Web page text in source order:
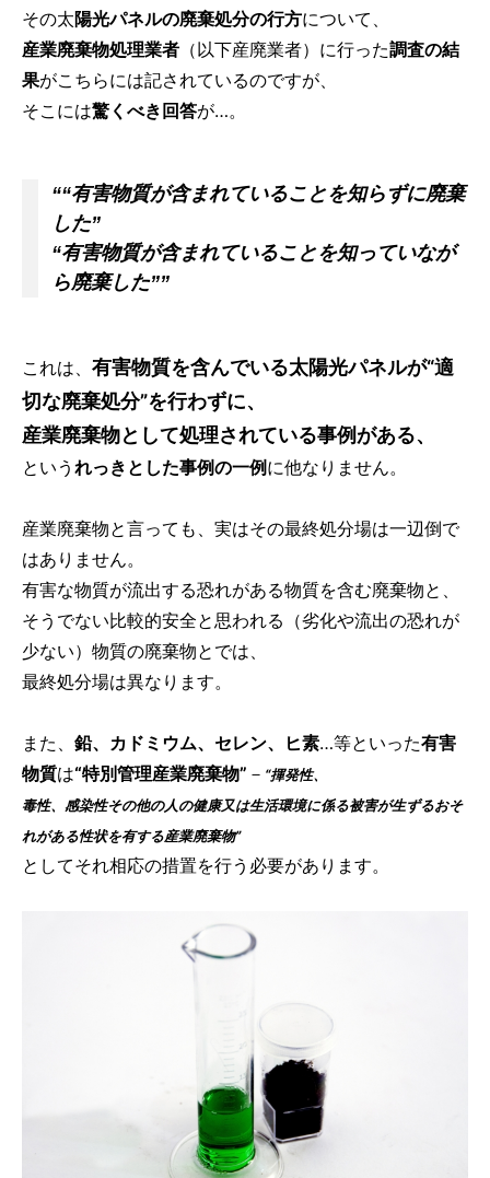
その太陽光パネルの廃棄処分の行方について、
産業廃棄物処理業者 （以下産廃業者）に行った調査の結
果がこちらには記されているのですが、
そこには驚くべき回答が…。
““有害物質が含まれていることを知らずに廃棄
した”
“有害物質が含まれていることを知っていなが
ら廃棄した””
これは、 有害物質を含んでいる太陽光パネルが“適
切な廃棄処分”を行わずに、
産業廃棄物として処理されている事例がある、
という れっきとした事例の一例に他なりません。
産業廃棄物と言っても、実はその最終処分場は一辺倒で
はありません。
有害な物質が流出する恐れがある物質を含む廃棄物と、
そうでない比較的安全と思われる（劣化や流出の恐れが
少ない）物質の廃棄物とでは、
最終処分場は異なります。
また、 鉛、カドミウム、セレン、ヒ素…等といった有害
物質は“特別管理産業廃棄物” － “揮発性、
毒性、感染性その他の人の健康又は生活環境に係る被害が生ずるおそ
れがある性状を有する産業廃棄物”
としてそれ相応の措置を行う必要があります。